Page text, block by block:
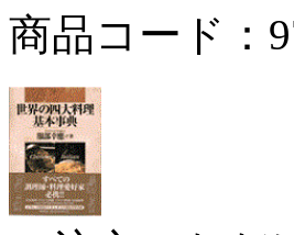
商品コード：